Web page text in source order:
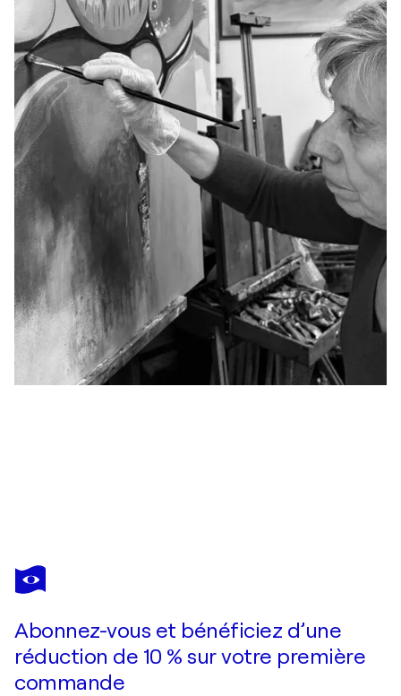
SYLVIE PERON
Un coeur pur
Abonnez-vous et bénéficiez d’une
réduction de 10 % sur votre première
commande